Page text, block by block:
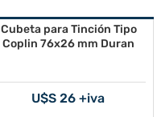
Cubeta para Tinción Tipo
Coplin 76x26 mm Duran
U$S 26 +iva